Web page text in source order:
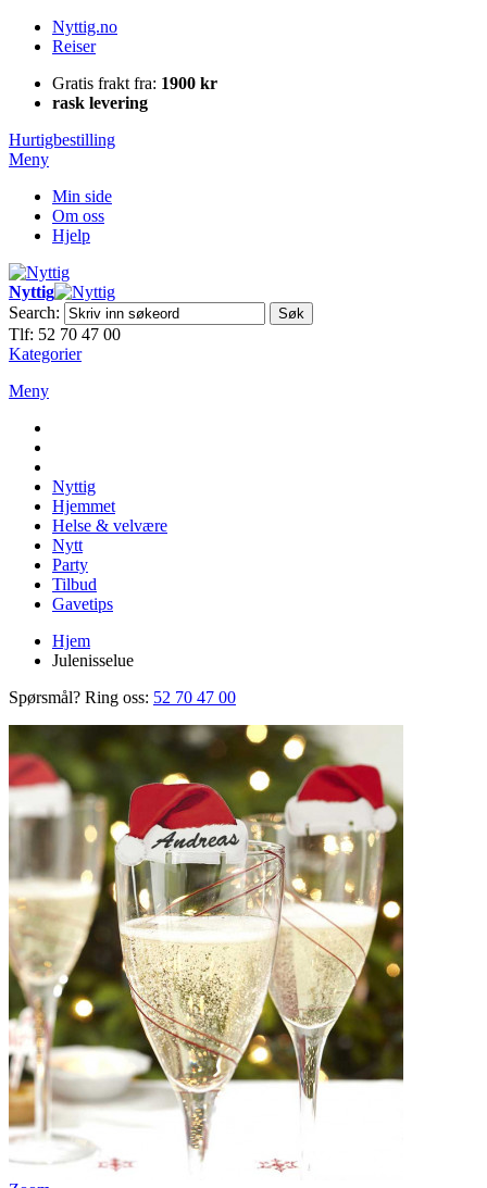
Nyttig.no
Reiser
Gratis frakt fra: 1900 kr
rask levering
Hurtigbestilling
Meny
Min side
Om oss
Hjelp
Nyttig
Search:
Søk
Tlf: 52 70 47 00
Kategorier
Meny
Nyttig
Hjemmet
Helse & velvære
Nytt
Party
Tilbud
Gavetips
Hjem
Julenisselue
Spørsmål? Ring oss: 52 70 47 00